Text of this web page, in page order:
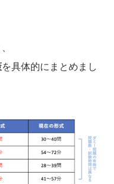
を具体的にまとめまし